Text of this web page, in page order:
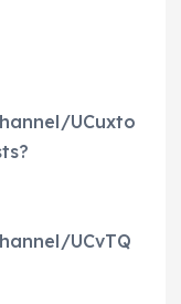
UCuxto
UCvTQ